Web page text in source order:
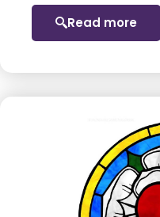
Read more